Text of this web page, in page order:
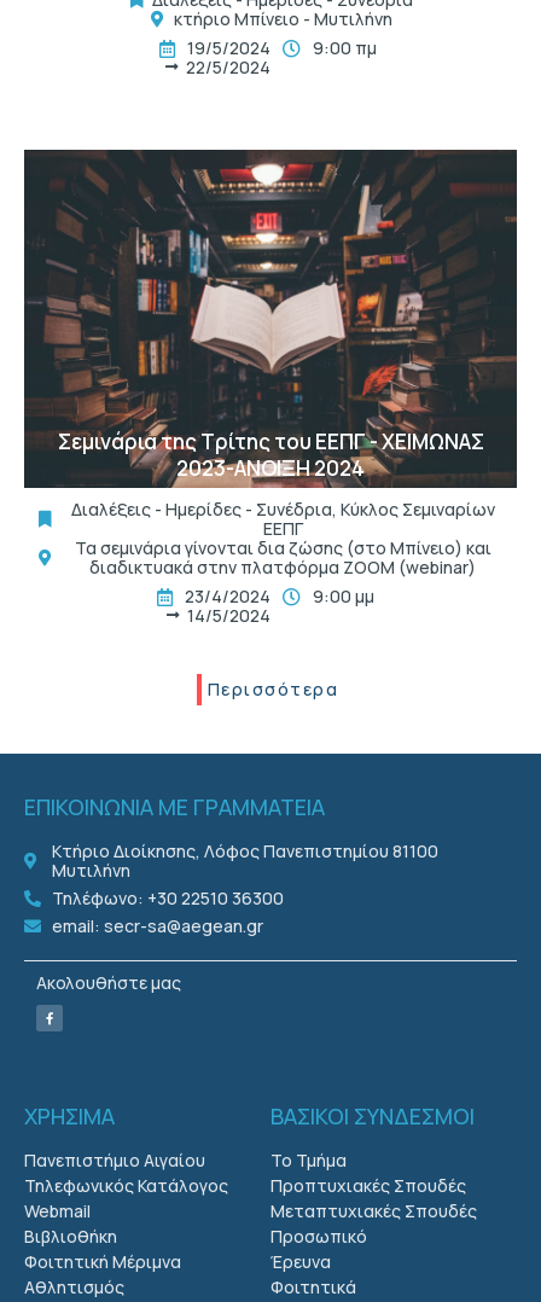
κτήριο Μπίνειο - Μυτιλήνη
19/5/2024
22/5/2024
9:00 πμ
t
Σεμινάρια της Τρίτης του ΕΕΠΓ - ΧΕΙΜΩΝΑΣ
2023-ΑΝΟΙΞΗ 2024
Διαλέξεις - Ημερίδες - Συνέδρια, Κύκλος Σεμιναρίων
ΕΕΠΓ
Τα σεμινάρια γίνονται δια ζώσης (στο Μπίνειο) και
διαδικτυακά στην πλατφόρμα ZOOM (webinar)
23/4/2024
14/5/2024
9:00 μμ
Περισσότερα
ΕΠΙΚΟΙΝΩΝΙΑ ΜΕ ΓΡΑΜΜΑΤΕΙΑ
Κτήριο Διοίκησης, Λόφος Πανεπιστημίου 81100
Μυτιλήνη
Τηλέφωνο: +30 22510 36300
email: secr-sa@aegean.gr
Ακολουθήστε μας
ΧΡΗΣΙΜΑ
Πανεπιστήμιο Αιγαίου
Τηλεφωνικός Κατάλογος
Webmail
Βιβλιοθήκη
Φοιτητική Μέριμνα
Αθλητισμός
ΒΑΣΙΚΟΙ ΣΥΝΔΕΣΜΟΙ
Το Τμήμα
Προπτυχιακές Σπουδές
Μεταπτυχιακές Σπουδές
Προσωπικό
Έρευνα
Φοιτητικά